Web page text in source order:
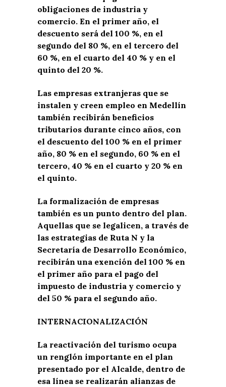
obligaciones de industria y
comercio. En el primer año, el
descuento será del 100 %, en el
segundo del 80 %, en el tercero del
60 %, en el cuarto del 40 % y en el
quinto del 20 %.
Las empresas extranjeras que se
instalen y creen empleo en Medellín
también recibirán beneficios
tributarios durante cinco años, con
el descuento del 100 % en el primer
año, 80 % en el segundo, 60 % en el
tercero, 40 % en el cuarto y 20 % en
el quinto.
La formalización de empresas
también es un punto dentro del plan.
Aquellas que se legalicen, a través de
las estrategias de Ruta N y la
Secretaría de Desarrollo Económico,
recibirán una exención del 100 % en
el primer año para el pago del
impuesto de industria y comercio y
del 50 % para el segundo año.
INTERNACIONALIZACIÓN
La reactivación del turismo ocupa
un renglón importante en el plan
presentado por el Alcalde, dentro de
esa línea se realizarán alianzas de